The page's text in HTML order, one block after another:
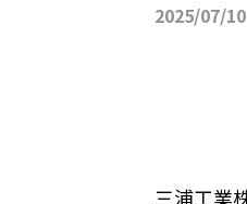
2025/07/10
三浦工業